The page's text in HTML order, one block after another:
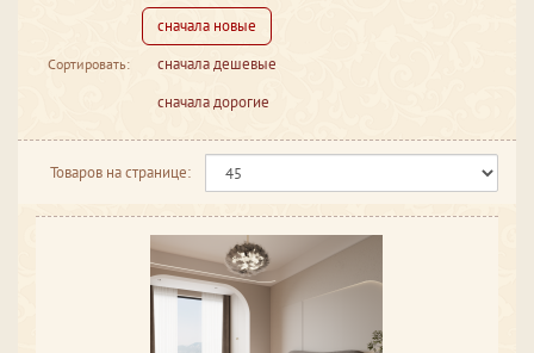
Сортировать:
сначала новые
сначала дешевые
сначала дорогие
Товаров на странице: